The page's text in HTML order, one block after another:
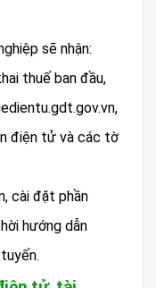
sẽ nhận:
thuế ban đầu,
điện tử và các tờ
cài đặt phần
hướng dẫn